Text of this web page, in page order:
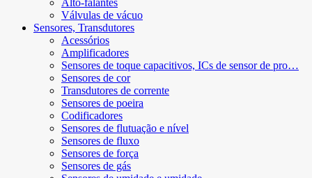
Alto-falantes
Válvulas de vácuo
Sensores, Transdutores
Acessórios
Amplificadores
Sensores de toque capacitivos, ICs de sensor de pro…
Sensores de cor
Transdutores de corrente
Sensores de poeira
Codificadores
Sensores de flutuação e nível
Sensores de fluxo
Sensores de força
Sensores de gás